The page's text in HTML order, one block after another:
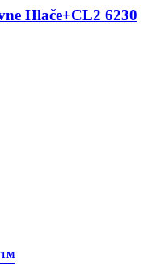
Hlače+CL2 6230